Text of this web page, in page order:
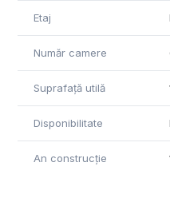
✔ Cladirea nu este incadrata
Avantaje:
• Business la cheie,
• Potrivit pentru club,
activitati premium
• Investitie cu potential de
• Posibilitate de contract de
aproximativ 3.000 €/luna
Etaj
Număr camere
Suprafață utilă
Disponibilitate
An construcție